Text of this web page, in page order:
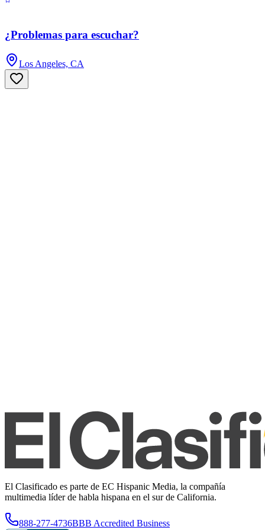
¿Problemas para escuchar?
Los Angeles, CA
El Clasificado es parte de EC Hispanic Media, la compañía
multimedia líder de habla hispana en el sur de California.
888-277-4736BBB Accredited Business